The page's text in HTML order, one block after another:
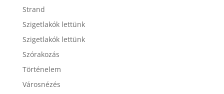
Strand
Szigetlakók lettünk
Szigetlakók lettünk
Szórakozás
Történelem
Városnézés